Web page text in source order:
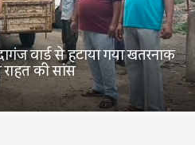
वार्ड से हटाया गया खतरनाक
राहत की सांस